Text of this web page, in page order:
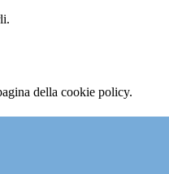
della cookie policy.